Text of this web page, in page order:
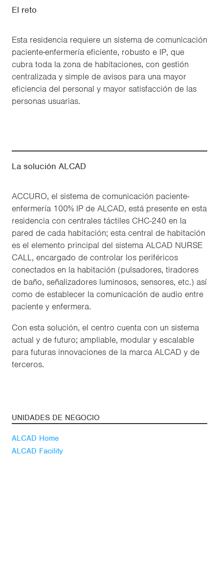
El reto
Esta residencia requiere un sistema de comunicación
paciente-enfermería eficiente, robusto e IP, que
cubra toda la zona de habitaciones, con gestión
centralizada y simple de avisos para una mayor
eficiencia del personal y mayor satisfacción de las
personas usuarias.
La solución ALCAD
ACCURO, el sistema de comunicación paciente-
enfermería 100% IP de ALCAD, está presente en esta
residencia con centrales táctiles CHC-240 en la
pared de cada habitación; esta central de habitación
es el elemento principal del sistema ALCAD NURSE
CALL, encargado de controlar los periféricos
conectados en la habitación (pulsadores, tiradores
de baño, señalizadores luminosos, sensores, etc.) así
como de establecer la comunicación de audio entre
paciente y enfermera.
Con esta solución, el centro cuenta con un sistema
actual y de futuro; ampliable, modular y escalable
para futuras innovaciones de la marca ALCAD y de
terceros.
UNIDADES DE NEGOCIO
ALCAD Home
ALCAD Facility